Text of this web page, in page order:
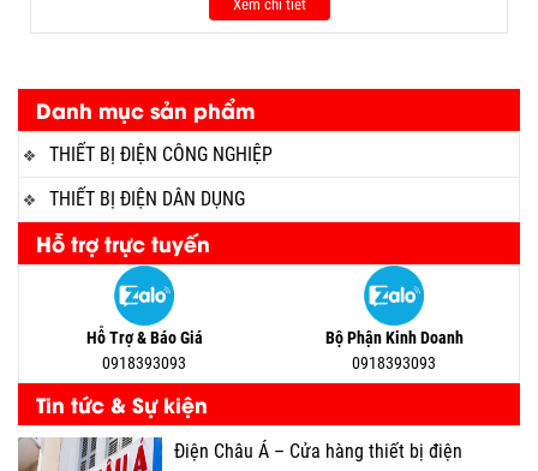
Danh mục sản phẩm
THIẾT BỊ ĐIỆN CÔNG NGHIỆP
THIẾT BỊ ĐIỆN DÂN DỤNG
Hỗ trợ trực tuyến
Hỗ Trợ & Báo Giá
0918393093
Bộ Phận Kinh Doanh
0918393093
Tin tức & Sự kiện
Điện Châu Á – Cửa hàng thiết bị điện
Xem chi tiết